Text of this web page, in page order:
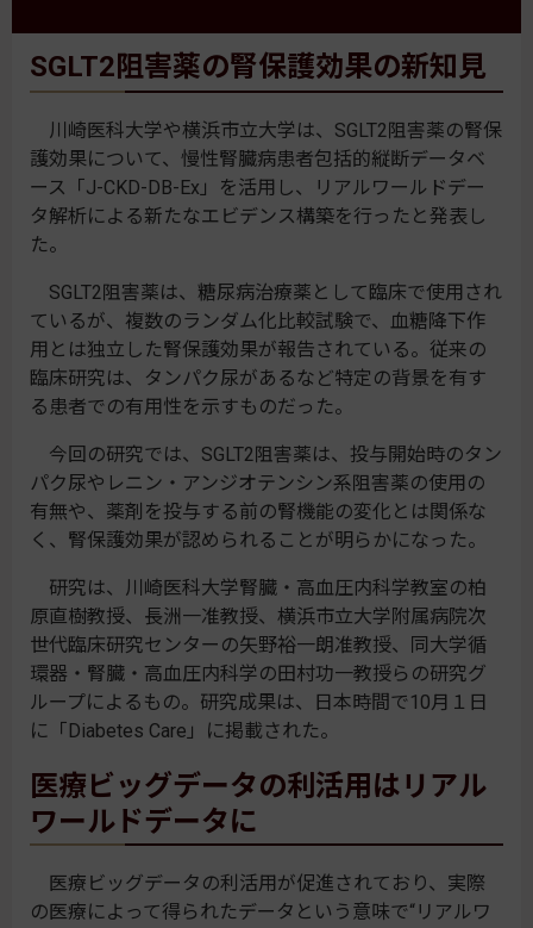
SGLT2阻害薬の腎保護効果の新知見
川崎医科大学や横浜市立大学は、SGLT2阻害薬の腎保
護効果について、慢性腎臓病患者包括的縦断データベ
ース「J-CKD-DB-Ex」を活用し、リアルワールドデー
タ解析による新たなエビデンス構築を行ったと発表し
た。
SGLT2阻害薬は、糖尿病治療薬として臨床で使用され
ているが、複数のランダム化比較試験で、血糖降下作
用とは独立した腎保護効果が報告されている。従来の
臨床研究は、タンパク尿があるなど特定の背景を有す
る患者での有用性を示すものだった。
今回の研究では、SGLT2阻害薬は、投与開始時のタン
パク尿やレニン・アンジオテンシン系阻害薬の使用の
有無や、薬剤を投与する前の腎機能の変化とは関係な
く、腎保護効果が認められることが明らかになった。
研究は、川崎医科大学腎臓・高血圧内科学教室の柏
原直樹教授、長洲一准教授、横浜市立大学附属病院次
世代臨床研究センターの矢野裕一朗准教授、同大学循
環器・腎臓・高血圧内科学の田村功一教授らの研究グ
ループによるもの。研究成果は、日本時間で10月１日
に「Diabetes Care」に掲載された。
医療ビッグデータの利活用はリアル
ワールドデータに
医療ビッグデータの利活用が促進されており、実際
の医療によって得られたデータという意味で“リアルワ